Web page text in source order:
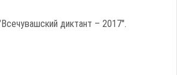
диктант – 2017".